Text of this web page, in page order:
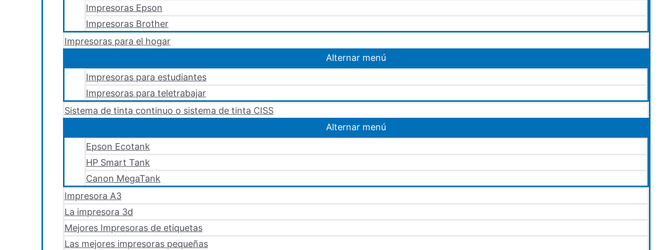
Impresoras Epson
Impresoras Brother
Impresoras para el hogar
Alternar menú
Impresoras para estudiantes
Impresoras para teletrabajar
Sistema de tinta continuo o sistema de tinta CISS
Alternar menú
Epson Ecotank
HP Smart Tank
Canon MegaTank
Impresora A3
La impresora 3d
Mejores Impresoras de etiquetas
Las mejores impresoras pequeñas